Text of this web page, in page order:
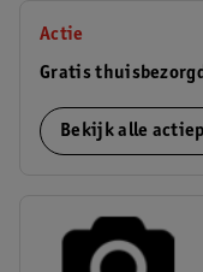
Actie
Gratis
Bekijk alle